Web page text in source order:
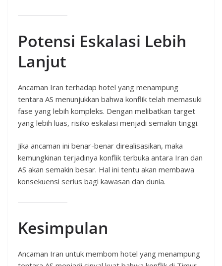
Potensi Eskalasi Lebih
Lanjut
Ancaman Iran terhadap hotel yang menampung
tentara AS menunjukkan bahwa konflik telah memasuki
fase yang lebih kompleks. Dengan melibatkan target
yang lebih luas, risiko eskalasi menjadi semakin tinggi.
Jika ancaman ini benar-benar direalisasikan, maka
kemungkinan terjadinya konflik terbuka antara Iran dan
AS akan semakin besar. Hal ini tentu akan membawa
konsekuensi serius bagi kawasan dan dunia.
Kesimpulan
Ancaman Iran untuk membom hotel yang menampung